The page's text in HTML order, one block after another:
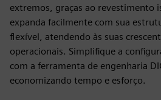
extremos, graças ao revestimento
expanda facilmente com sua
flexível, atendendo às suas
operacionais. Simplifique a
com a ferramenta de engenharia
economizando tempo e esforço.